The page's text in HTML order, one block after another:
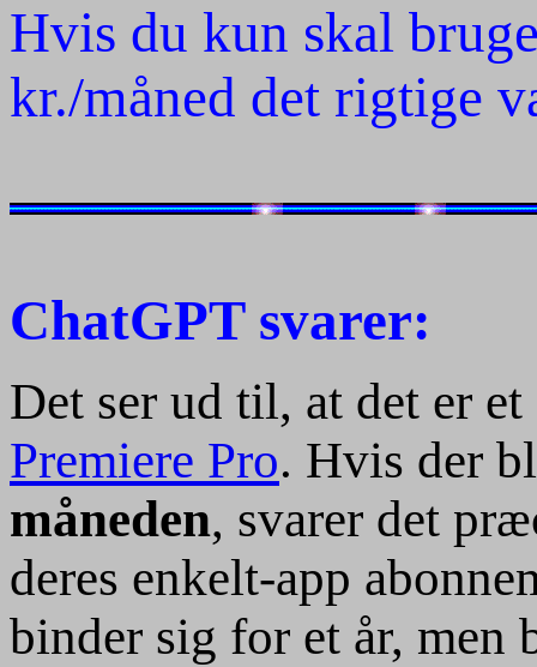
Hvis du kun skal
kr./måned det rigtige
ChatGPT svarer:
Det ser ud til, at det er
Premiere Pro. Hvis der
måneden, svarer det
deres enkelt-app
binder sig for et år, men